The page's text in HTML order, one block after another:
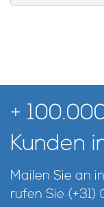
+
Kunden
Mailen Sie an
rufen Sie (+31)